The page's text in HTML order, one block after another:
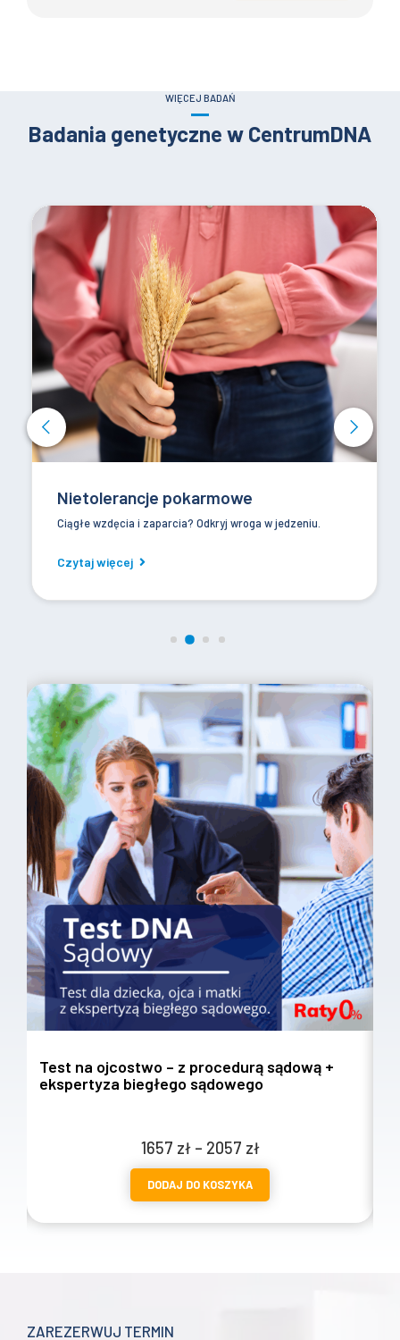
WIĘCEJ BADAŃ
Badania genetyczne w CentrumDNA
Nietolerancje pokarmowe
Ciągłe wzdęcia i zaparcia? Odkryj wroga w jedzeniu.
Czytaj więcej
Test na ojcostwo – z procedurą sądową +
ekspertyza biegłego sądowego
1657 zł – 2057 złZakres
cen:
DODAJ DO KOSZYKA
ZAREZERWUJ TERMIN